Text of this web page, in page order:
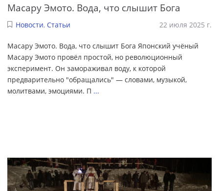
Масару Эмото. Вода, что слышит Бога
Новости, Статьи 22 июля 2025 г.
Масару Эмото. Вода, что слышит Бога Японский учёный
Масару Эмото провёл простой, но революционный
эксперимент. Он замораживал воду, к которой
предварительно "обращались" — словами, музыкой,
молитвами, эмоциями. П ...